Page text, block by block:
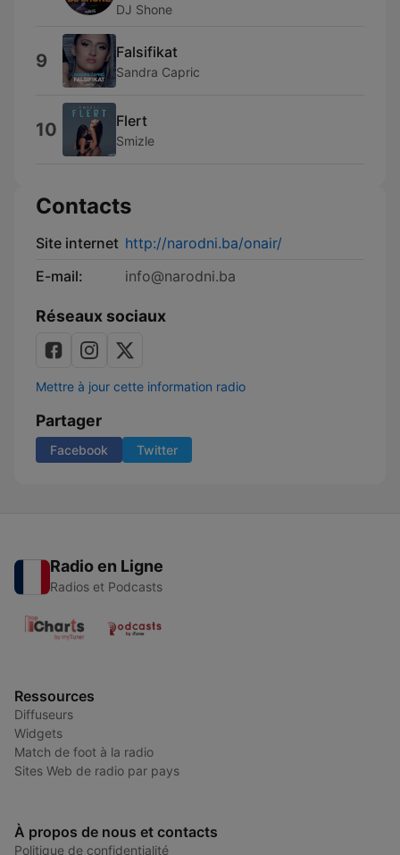
DJ Shone
9 Falsifikat
Sandra Capric
10 Flert
Smizle
Contacts
Site internet http://narodni.ba/onair/
E-mail:
info@narodni.ba
Réseaux sociaux
Mettre à jour cette information radio
Partager
Facebook Twitter
Radio en Ligne
Radios et Podcasts
Ressources
Diffuseurs
Widgets
Match de foot à la radio
Sites Web de radio par pays
À propos de nous et contacts
Politique de confidentialité